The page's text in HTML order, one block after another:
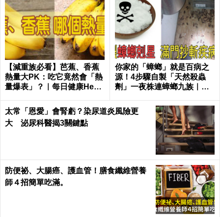
【減重族必看】芭蕉、香蕉
熱量大PK：吃它竟然會「熱
量爆表」？｜每日健康Healt
你家的「蟑螂」就是百病之
源！4步驟自製「天然殺蟲
劑」一夜株連蟑螂九族｜每
太常「恩愛」會腎虧？染尿道炎風險更
大 泌尿科醫揭3關鍵點
防便祕、大腸癌、護血管！膳食纖維營養
師４招簡單吃滿。